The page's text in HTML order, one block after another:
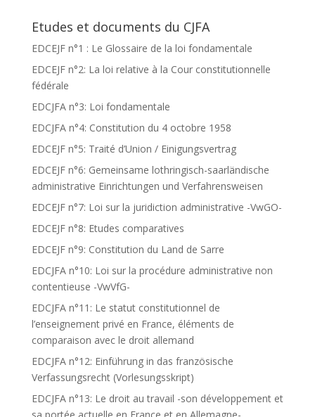
Etudes et documents du CJFA
EDCEJF n°1 : Le Glossaire de la loi fondamentale
EDCEJF n°2: La loi relative à la Cour constitutionnelle
fédérale
EDCJFA n°3: Loi fondamentale
EDCJFA n°4: Constitution du 4 octobre 1958
EDCEJF n°5: Traité d’Union / Einigungsvertrag
EDCEJF n°6: Gemeinsame lothringisch-saarländische
administrative Einrichtungen und Verfahrensweisen
EDCEJF n°7: Loi sur la juridiction administrative -VwGO-
EDCEJF n°8: Etudes comparatives
EDCEJF n°9: Constitution du Land de Sarre
EDCJFA n°10: Loi sur la procédure administrative non
contentieuse -VwVfG-
EDCJFA n°11: Le statut constitutionnel de
l’enseignement privé en France, éléments de
comparaison avec le droit allemand
EDCJFA n°12: Einführung in das französische
Verfassungsrecht (Vorlesungsskript)
EDCJFA n°13: Le droit au travail -son développement et